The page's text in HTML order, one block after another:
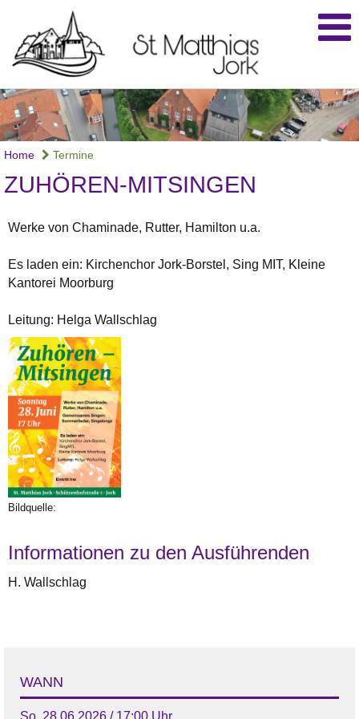
Home Termine
ZUHÖREN-MITSINGEN
Werke von Chaminade, Rutter, Hamilton u.a.
Es laden ein: Kirchenchor Jork-Borstel, Sing MIT, Kleine
Kantorei Moorburg
Leitung: Helga Wallschlag
Bildquelle:
Informationen zu den Ausführenden
H. Wallschlag
WANN